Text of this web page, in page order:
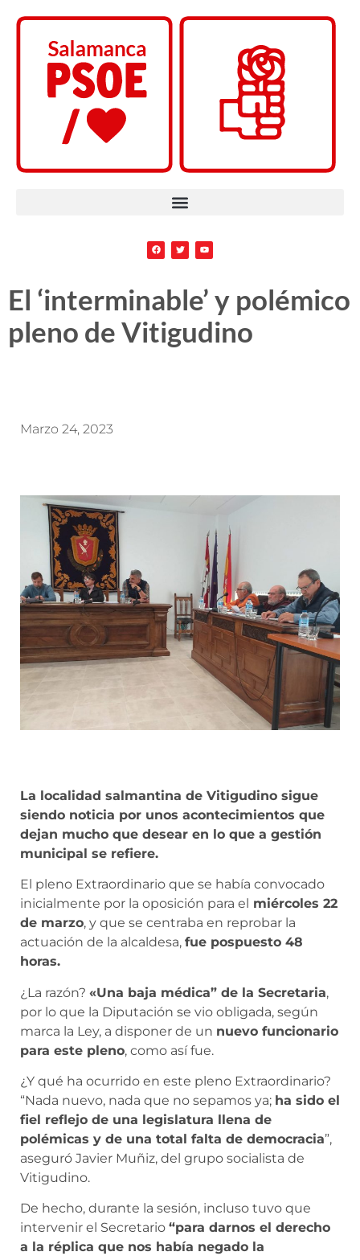
El ‘interminable’ y polémico
pleno de Vitigudino
Marzo 24, 2023
La localidad salmantina de Vitigudino sigue
siendo noticia por unos acontecimientos que
dejan mucho que desear en lo que a gestión
municipal se refiere.
El pleno Extraordinario que se había convocado
inicialmente por la oposición para el miércoles 22
de marzo, y que se centraba en reprobar la
actuación de la alcaldesa, fue pospuesto 48
horas.
¿La razón? «Una baja médica” de la Secretaria,
por lo que la Diputación se vio obligada, según
marca la Ley, a disponer de un nuevo funcionario
para este pleno, como así fue.
¿Y qué ha ocurrido en este pleno Extraordinario?
“Nada nuevo, nada que no sepamos ya; ha sido el
fiel reflejo de una legislatura llena de
polémicas y de una total falta de democracia”,
aseguró Javier Muñiz, del grupo socialista de
Vitigudino.
De hecho, durante la sesión, incluso tuvo que
intervenir el Secretario “para darnos el derecho
a la réplica que nos había negado la